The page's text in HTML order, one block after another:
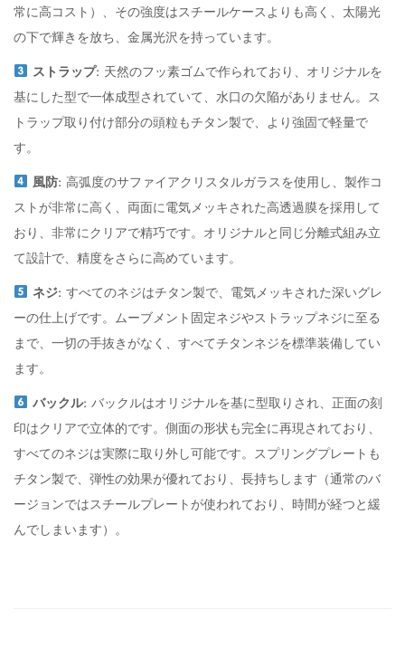
常に高コスト）、その強度はスチールケースよりも高く、太陽光
の下で輝きを放ち、金属光沢を持っています。
ストラップ: 天然のフッ素ゴムで作られており、オリジナルを
基にした型で一体成型されていて、水口の欠陥がありません。ス
トラップ取り付け部分の頭粒もチタン製で、より強固で軽量で
す。
風防: 高弧度のサファイアクリスタルガラスを使用し、製作コ
ストが非常に高く、両面に電気メッキされた高透過膜を採用して
おり、非常にクリアで精巧です。オリジナルと同じ分離式組み立
て設計で、精度をさらに高めています。
ネジ: すべてのネジはチタン製で、電気メッキされた深いグレ
ーの仕上げです。ムーブメント固定ネジやストラップネジに至る
まで、一切の手抜きがなく、すべてチタンネジを標準装備してい
ます。
バックル: バックルはオリジナルを基に型取りされ、正面の刻
印はクリアで立体的です。側面の形状も完全に再現されており、
すべてのネジは実際に取り外し可能です。スプリングプレートも
チタン製で、弾性の効果が優れており、長持ちします（通常のバ
ージョンではスチールプレートが使われており、時間が経つと緩
んでしまいます）。